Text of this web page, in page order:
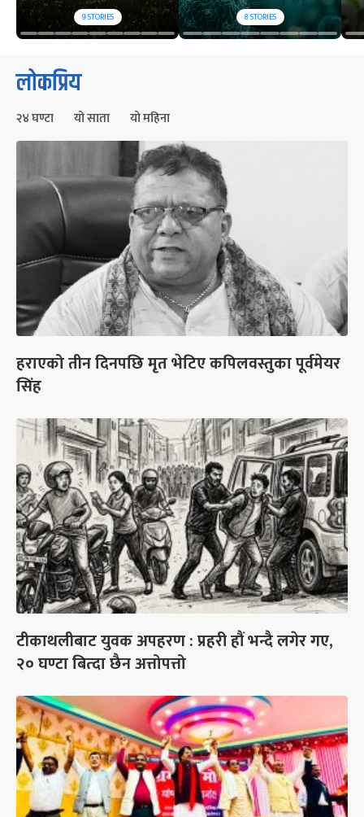
9STORIES 8STORIES
लोकप्रिय
२४ घण्टा यो साता यो महिना
हराएको तीन दिनपछि मृत भेटिए कपिलवस्तुका पूर्वमेयर
सिंह
टीकाथलीबाट युवक अपहरण : प्रहरी हौं भन्दै लगेर गए,
२० घण्टा बित्दा छैन अत्तोपत्तो